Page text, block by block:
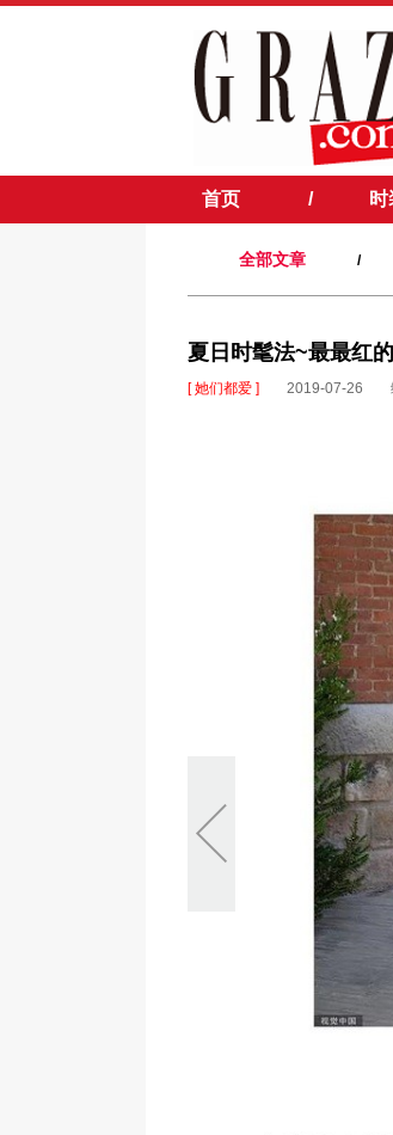
首页 /
全部文章 /
夏日时髦法~最最红
[ 她们都爱 ] 2019-07-26